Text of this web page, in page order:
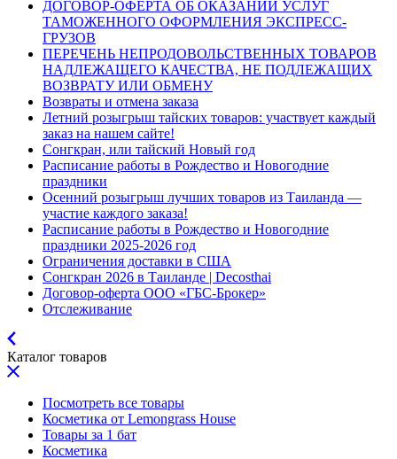
ДОГОВОР-ОФЕРТА ОБ ОКАЗАНИИ УСЛУГ
ТАМОЖЕННОГО ОФОРМЛЕНИЯ ЭКСПРЕСС-
ГРУЗОВ
ПЕРЕЧЕНЬ НЕПРОДОВОЛЬСТВЕННЫХ ТОВАРОВ
НАДЛЕЖАЩЕГО КАЧЕСТВА, НЕ ПОДЛЕЖАЩИХ
ВОЗВРАТУ ИЛИ ОБМЕНУ
Возвраты и отмена заказа
Летний розыгрыш тайских товаров: участвует каждый
заказ на нашем сайте!
Сонгкран, или тайский Новый год
Расписание работы в Рождество и Новогодние
праздники
Осенний розыгрыш лучших товаров из Таиланда —
участие каждого заказа!
Расписание работы в Рождество и Новогодние
праздники 2025-2026 год
Ограничения доставки в США
Сонгкран 2026 в Таиланде | Decosthai
Договор-оферта ООО «ГБС-Брокер»
Отслеживание
Каталог товаров
Посмотреть все товары
Косметика от Lemongrass House
Товары за 1 бат
Косметика